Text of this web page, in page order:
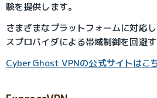
験を提供します。
さまざまなプラットフォームに対応
スプロバイダによる帯域制御を回避す
CyberGhost VPNの公式サイトはこ